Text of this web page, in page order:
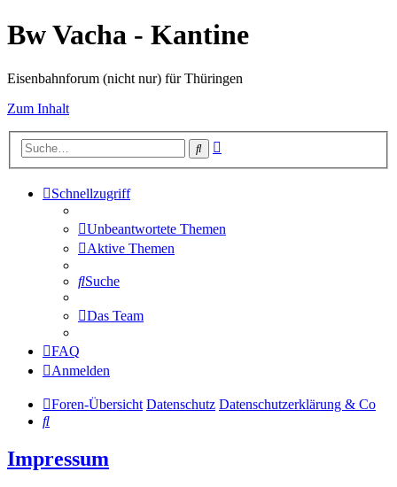
Bw Vacha - Kantine
Eisenbahnforum (nicht nur) für Thüringen
Zum Inhalt
Suche
Schnellzugriff
Unbeantwortete Themen
Aktive Themen
Suche
Das Team
FAQ
Anmelden
Foren-Übersicht Datenschutz Datenschutzerklärung & Co
Suche
Impressum